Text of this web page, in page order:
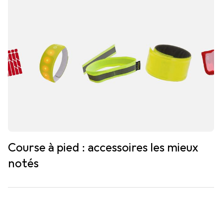
Course à pied : accessoires les mieux
notés